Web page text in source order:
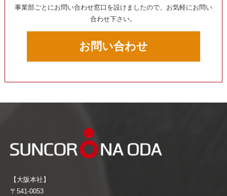
事業部ごとにお問い合わせ窓口を設けましたので、お気軽にお問い
合わせ下さい。
お問い合わせ
【大阪本社】
〒541-0053